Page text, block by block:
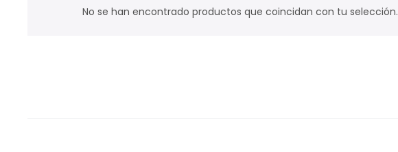
No se han encontrado productos que coincidan con tu selección.